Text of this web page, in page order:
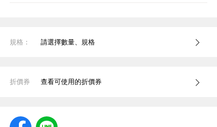
規格： 請選擇數量、規格
折價券 查看可使用的折價券